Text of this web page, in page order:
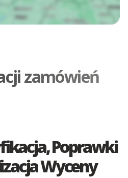
zamówień
Poprawki
Wyceny